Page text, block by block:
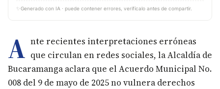
✨ Generado con IA · puede contener errores, verifícalo antes de compartir.
A nte recientes interpretaciones erróneas
que circulan en redes sociales, la Alcaldía de
Bucaramanga aclara que el Acuerdo Municipal No.
008 del 9 de mayo de 2025 no vulnera derechos